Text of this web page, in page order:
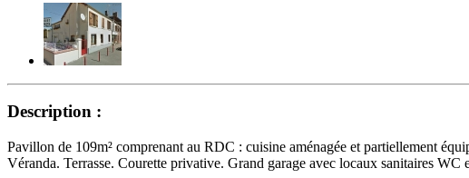
Description :
Pavillon de 109m² comprenant au RDC : cuisine aménagée et partiellement
Véranda. Terrasse. Courette privative. Grand garage avec locaux sanitaires